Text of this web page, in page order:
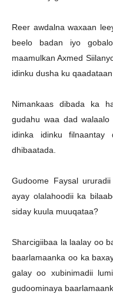
Reer awdalna waxaan
beelo badan iyo
maamulkan Axmed
idinku dusha ku
Nimankaas dibada ka
gudahu waa dad
idinka idinku filnaantay
dhibaatada.
Gudoome Faysal
ayay olalahoodii ka
siday kuula muuqataa?
Sharcigiibaa la laalay oo
baarlamaanka oo ka
galay oo xubinimadii
gudoominaya